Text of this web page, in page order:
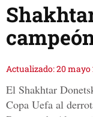
Actualizado: 20 mayo
El Shakhtar
Copa Uefa al